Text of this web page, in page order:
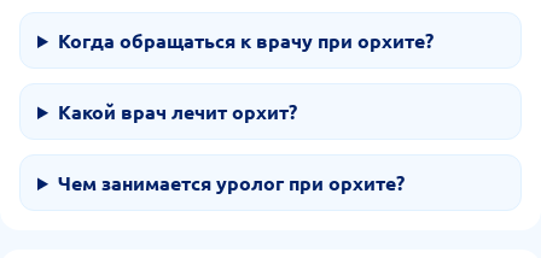
Когда обращаться к врачу при орхите?
Какой врач лечит орхит?
Чем занимается уролог при орхите?